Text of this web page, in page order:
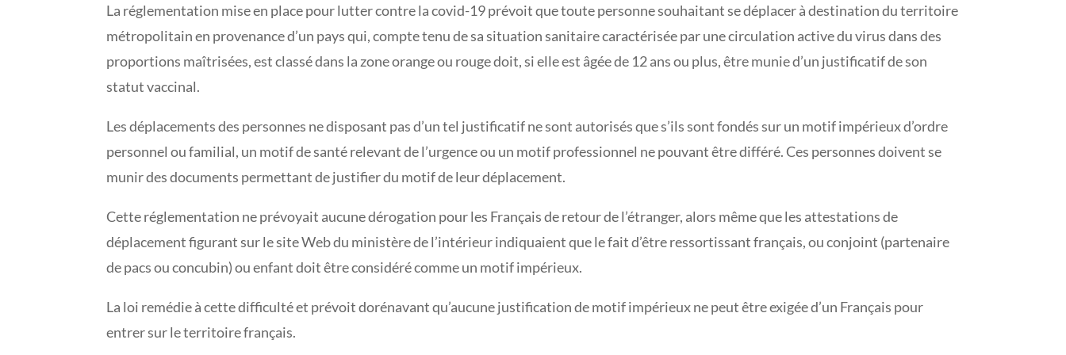
La réglementation mise en place pour lutter contre la covid-19 prévoit que toute personne souhaitant se déplacer à destination du territoire
métropolitain en provenance d’un pays qui, compte tenu de sa situation sanitaire caractérisée par une circulation active du virus dans des
proportions maîtrisées, est classé dans la zone orange ou rouge doit, si elle est âgée de 12 ans ou plus, être munie d’un justificatif de son
statut vaccinal.
Les déplacements des personnes ne disposant pas d’un tel justificatif ne sont autorisés que s’ils sont fondés sur un motif impérieux d’ordre
personnel ou familial, un motif de santé relevant de l’urgence ou un motif professionnel ne pouvant être différé. Ces personnes doivent se
munir des documents permettant de justifier du motif de leur déplacement.
Cette réglementation ne prévoyait aucune dérogation pour les Français de retour de l’étranger, alors même que les attestations de
déplacement figurant sur le site Web du ministère de l’intérieur indiquaient que le fait d’être ressortissant français, ou conjoint (partenaire
de pacs ou concubin) ou enfant doit être considéré comme un motif impérieux.
La loi remédie à cette difficulté et prévoit dorénavant qu’aucune justification de motif impérieux ne peut être exigée d’un Français pour
entrer sur le territoire français.